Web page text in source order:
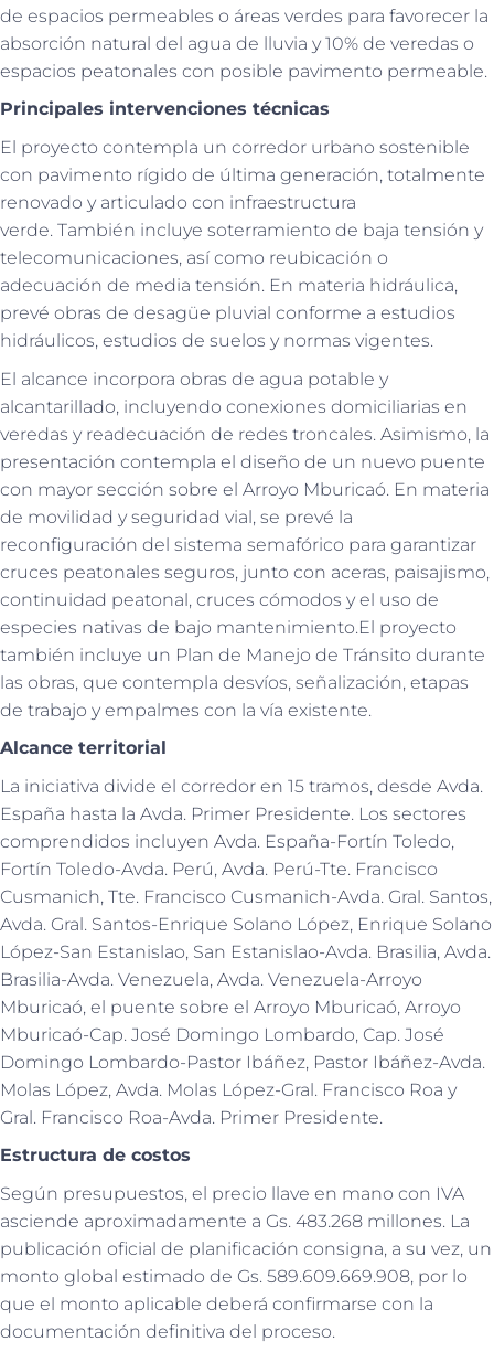
de espacios permeables o áreas verdes para favorecer la
absorción natural del agua de lluvia y 10% de veredas o
espacios peatonales con posible pavimento permeable.
Principales intervenciones técnicas
El proyecto contempla un corredor urbano sostenible
con pavimento rígido de última generación, totalmente
renovado y articulado con infraestructura
verde. También incluye soterramiento de baja tensión y
telecomunicaciones, así como reubicación o
adecuación de media tensión. En materia hidráulica,
prevé obras de desagüe pluvial conforme a estudios
hidráulicos, estudios de suelos y normas vigentes.
El alcance incorpora obras de agua potable y
alcantarillado, incluyendo conexiones domiciliarias en
veredas y readecuación de redes troncales. Asimismo, la
presentación contempla el diseño de un nuevo puente
con mayor sección sobre el Arroyo Mburicaó. En materia
de movilidad y seguridad vial, se prevé la
reconfiguración del sistema semafórico para garantizar
cruces peatonales seguros, junto con aceras, paisajismo,
continuidad peatonal, cruces cómodos y el uso de
especies nativas de bajo mantenimiento.El proyecto
también incluye un Plan de Manejo de Tránsito durante
las obras, que contempla desvíos, señalización, etapas
de trabajo y empalmes con la vía existente.
Alcance territorial
La iniciativa divide el corredor en 15 tramos, desde Avda.
España hasta la Avda. Primer Presidente. Los sectores
comprendidos incluyen Avda. España-Fortín Toledo,
Fortín Toledo-Avda. Perú, Avda. Perú-Tte. Francisco
Cusmanich, Tte. Francisco Cusmanich-Avda. Gral. Santos,
Avda. Gral. Santos-Enrique Solano López, Enrique Solano
López-San Estanislao, San Estanislao-Avda. Brasilia, Avda.
Brasilia-Avda. Venezuela, Avda. Venezuela-Arroyo
Mburicaó, el puente sobre el Arroyo Mburicaó, Arroyo
Mburicaó-Cap. José Domingo Lombardo, Cap. José
Domingo Lombardo-Pastor Ibáñez, Pastor Ibáñez-Avda.
Molas López, Avda. Molas López-Gral. Francisco Roa y
Gral. Francisco Roa-Avda. Primer Presidente.
Estructura de costos
Según presupuestos, el precio llave en mano con IVA
asciende aproximadamente a Gs. 483.268 millones. La
publicación oficial de planificación consigna, a su vez, un
monto global estimado de Gs. 589.609.669.908, por lo
que el monto aplicable deberá confirmarse con la
documentación definitiva del proceso.